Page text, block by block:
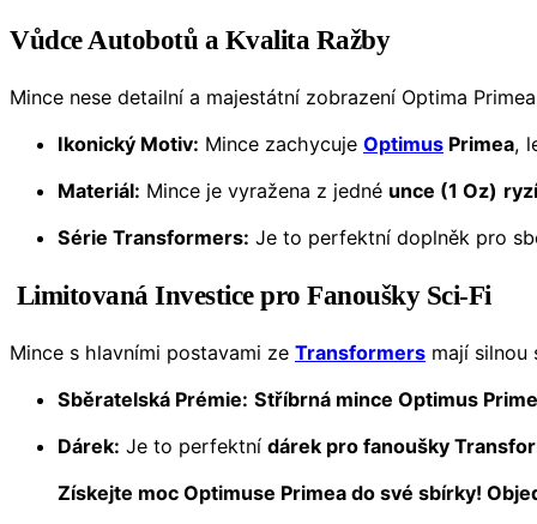
Vůdce Autobotů a Kvalita Ražby
Mince nese detailní a majestátní zobrazení Optima
Ikonický Motiv: Mince zachycuje Optimus Primea,
Materiál: Mince je vyražena z jedné unce (1 Oz)
Série Transformers: Je to perfektní doplněk pro
Limitovaná Investice pro Fanoušky Sci-Fi
Mince s hlavními postavami ze Transformers mají silnou
Sběratelská Prémie: Stříbrná mince Optimus
Dárek: Je to perfektní dárek pro fanoušky
Získejte moc Optimuse Primea do své sbírky!